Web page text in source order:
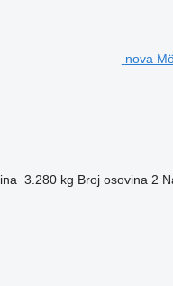
nova
3.280 kg Broj osovina 2